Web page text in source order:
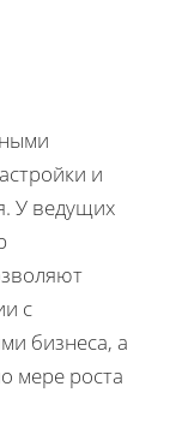
и
У ведущих
с
бизнеса, а
мере роста